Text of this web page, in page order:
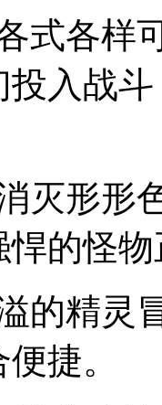
式各样
投入战
灭形形
悍的怪
的精灵
捷。